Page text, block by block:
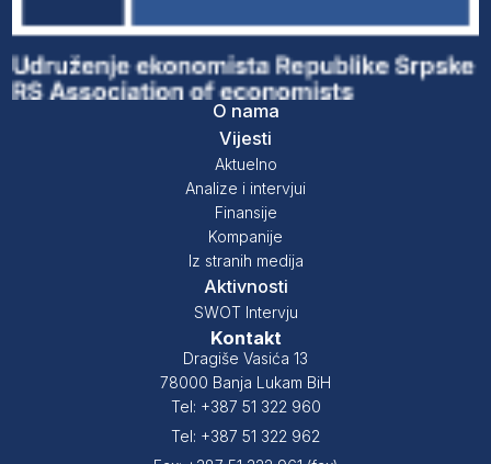
O nama
Vijesti
Aktuelno
Analize i intervjui
Finansije
Kompanije
Iz stranih medija
Aktivnosti
SWOT Intervju
Kontakt
Dragiše Vasića 13
78000 Banja Lukam BiH
Tel: +387 51 322 960
Tel: +387 51 322 962